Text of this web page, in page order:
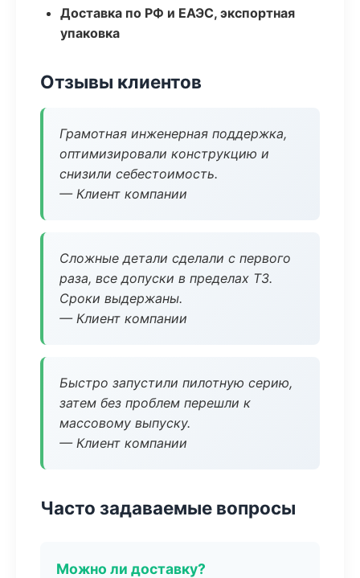
Доставка по РФ и ЕАЭС, экспортная
упаковка
Отзывы клиентов
Грамотная инженерная поддержка,
оптимизировали конструкцию и
снизили себестоимость.
— Клиент компании
Сложные детали сделали с первого
раза, все допуски в пределах ТЗ.
Сроки выдержаны.
— Клиент компании
Быстро запустили пилотную серию,
затем без проблем перешли к
массовому выпуску.
— Клиент компании
Часто задаваемые вопросы
Можно ли доставку?